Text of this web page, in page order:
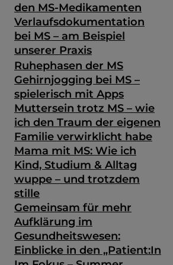
den MS-Medikamenten
Verlaufsdokumentation
bei MS – am Beispiel
unserer Praxis
Ruhephasen der MS
Gehirnjogging bei MS –
spielerisch mit Apps
Muttersein trotz MS – wie
ich den Traum der eigenen
Familie verwirklicht habe
Mama mit MS: Wie ich
Kind, Studium & Alltag
wuppe – und trotzdem
stille
Gemeinsam für mehr
Aufklärung im
Gesundheitswesen:
Einblicke in den „Patient:In